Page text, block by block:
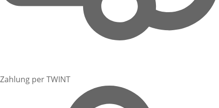
Zahlung per TWINT